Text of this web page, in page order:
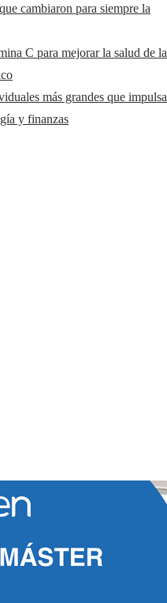
cambiaron para siempre la
C para mejorar la salud de
más grandes que
y finanzas